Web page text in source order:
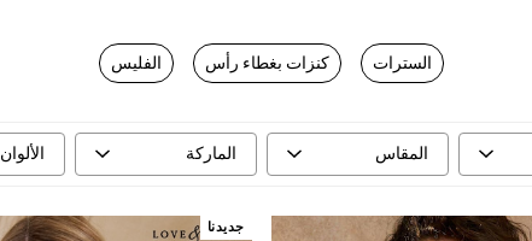
السترات كنزات بغطاء رأس الفليس
المقاس الماركة الألوان
جديدنا